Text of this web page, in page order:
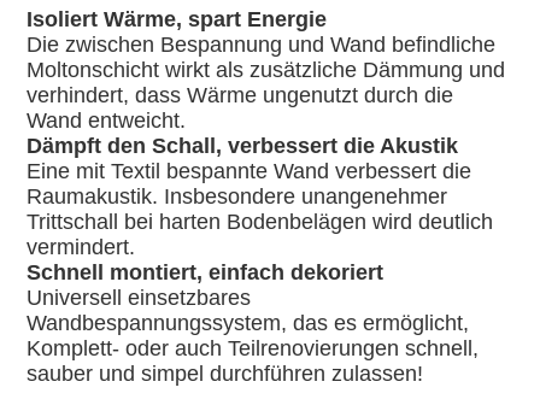
Isoliert Wärme, spart Energie
Die zwischen Bespannung und Wand befindliche
Moltonschicht wirkt als zusätzliche Dämmung und
verhindert, dass Wärme ungenutzt durch die
Wand entweicht.
Dämpft den Schall, verbessert die Akustik
Eine mit Textil bespannte Wand verbessert die
Raumakustik. Insbesondere unangenehmer
Trittschall bei harten Bodenbelägen wird deutlich
vermindert.
Schnell montiert, einfach dekoriert
Universell einsetzbares
Wandbespannungssystem, das es ermöglicht,
Komplett- oder auch Teilrenovierungen schnell,
sauber und simpel durchführen zulassen!